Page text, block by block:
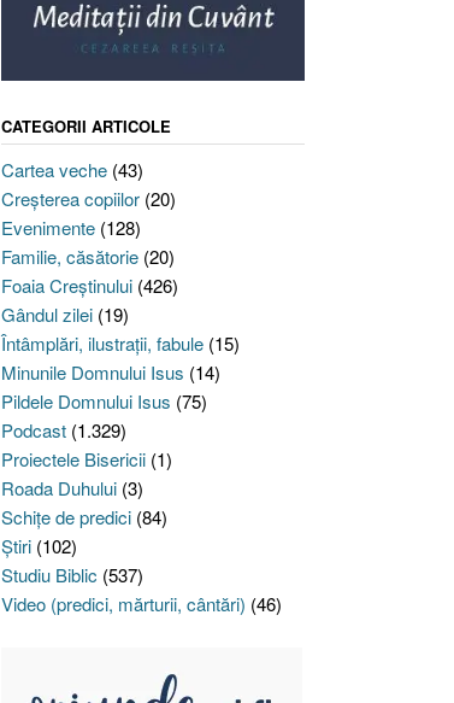
CATEGORII ARTICOLE
Cartea veche(43)
Creşterea copiilor(20)
Evenimente(128)
Familie, căsătorie(20)
Foaia Creştinului(426)
Gândul zilei(19)
Întâmplări, ilustraţii, fabule(15)
Minunile Domnului Isus (14)
Pildele Domnului Isus (75)
Podcast(1.329)
Proiectele Bisericii(1)
Roada Duhului(3)
Schiţe de predici(84)
Ştiri(102)
Studiu Biblic (537)
Video (predici, mărturii, cântări) (46)